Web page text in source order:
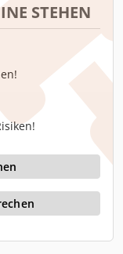
STEHEN